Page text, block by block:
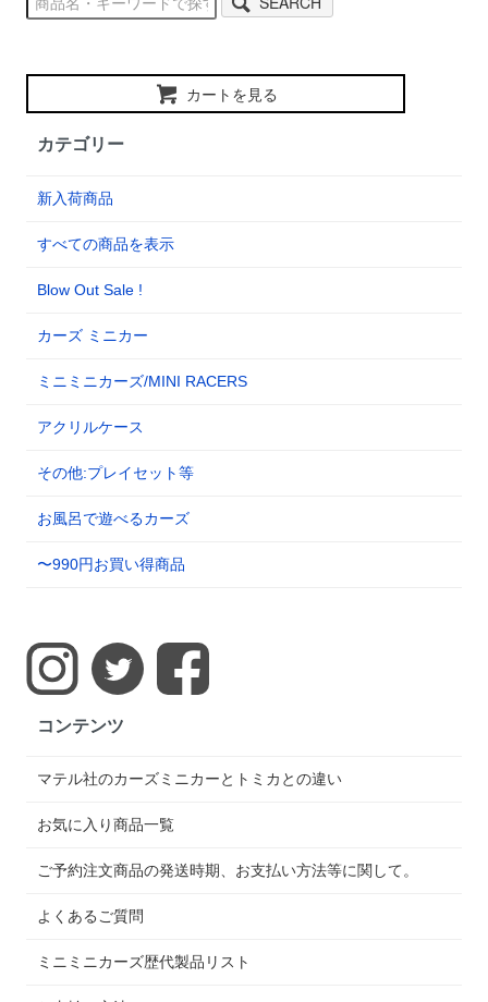
カートを見る
カテゴリー
新入荷商品
すべての商品を表示
Blow Out Sale !
カーズ ミニカー
ミニミニカーズ/MINI RACERS
アクリルケース
その他:プレイセット等
お風呂で遊べるカーズ
〜990円お買い得商品
コンテンツ
マテル社のカーズミニカーとトミカとの違い
お気に入り商品一覧
ご予約注文商品の発送時期、お支払い方法等に関して。
よくあるご質問
ミニミニカーズ歴代製品リスト